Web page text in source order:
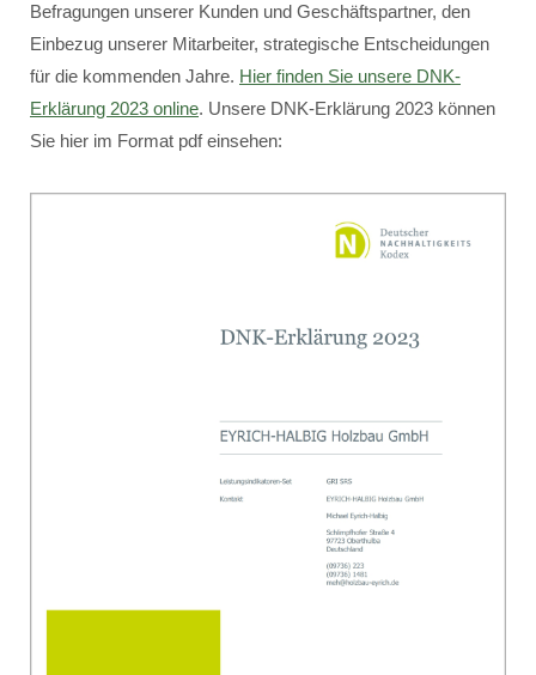
Befragungen unserer Kunden und Geschäftspartner, den
Einbezug unserer Mitarbeiter, strategische Entscheidungen
für die kommenden Jahre. Hier finden Sie unsere DNK-
Erklärung 2023 online. Unsere DNK-Erklärung 2023 können
Sie hier im Format pdf einsehen: